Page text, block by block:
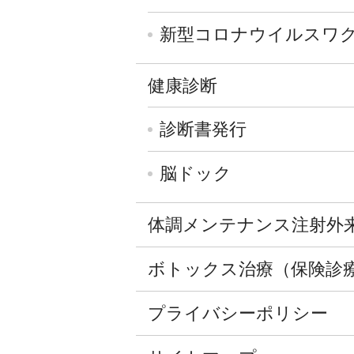
新型コロナウイルスワ
健康診断
診断書発行
脳ドック
体調メンテナンス注射外
ボトックス治療（保険診
プライバシーポリシー